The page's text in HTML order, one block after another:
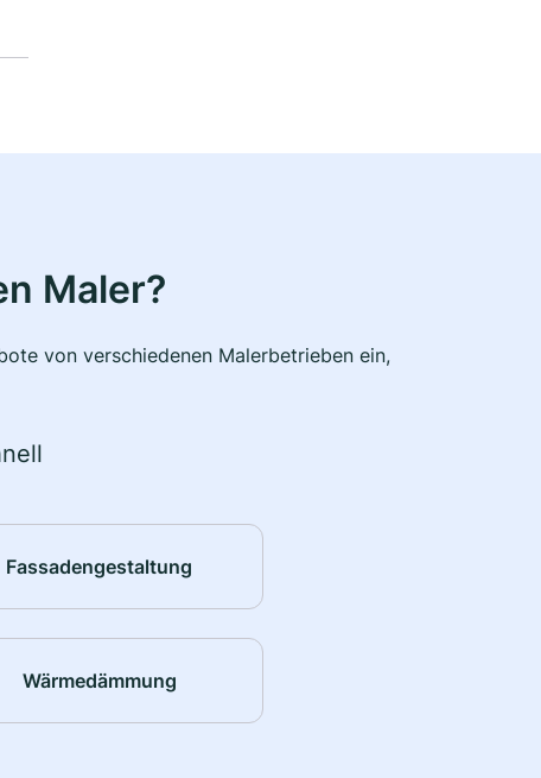
Maler?
von verschiedenen Malerbetrieben ein,
Fassadengestaltung
Wärmedämmung